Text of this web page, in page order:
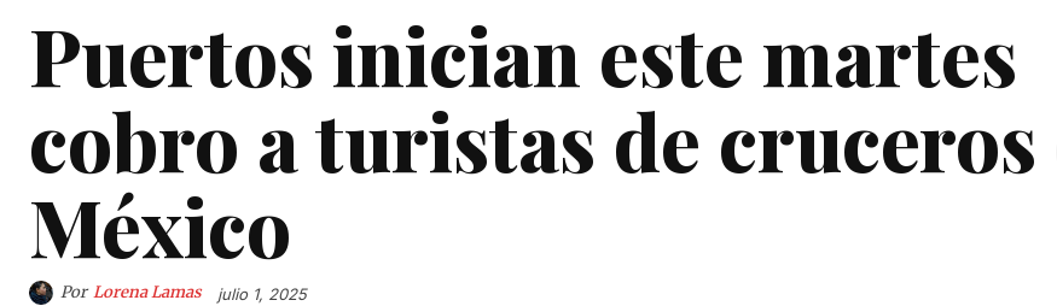
Puertos inician este martes
cobro a turistas de cruceros
México
Por Lorena Lamas julio 1, 2025